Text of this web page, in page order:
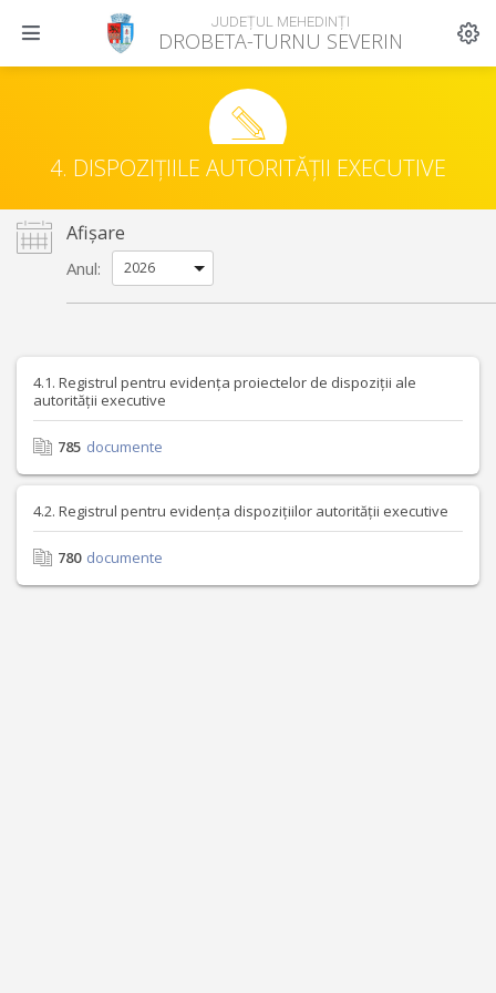
JUDEȚUL MEHEDINȚI
DROBETA-TURNU SEVERIN
4. DISPOZIȚIILE AUTORITĂȚII EXECUTIVE
Afișare
Anul:
4.1. Registrul pentru evidența proiectelor de dispoziții ale
autorității executive
785 documente
4.2. Registrul pentru evidența dispozițiilor autorității executive
780 documente